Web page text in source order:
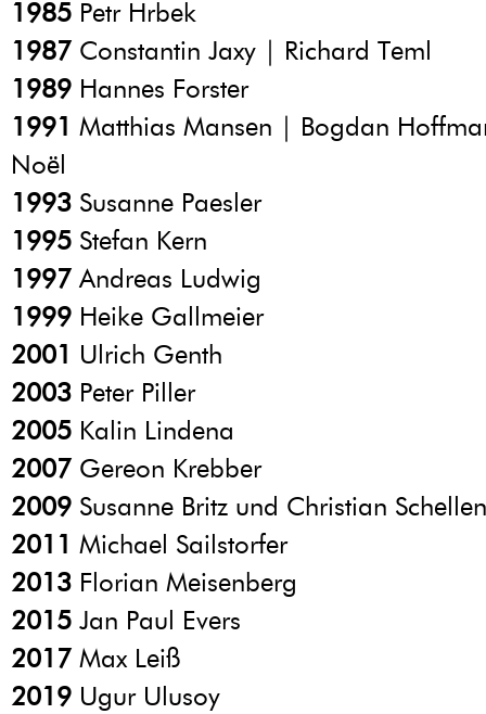
1985 Petr Hrbek
1987 Constantin Jaxy | Richard Teml
1989 Hannes Forster
1991 Matthias Mansen | Bogdan
Noël
1993 Susanne Paesler
1995 Stefan Kern
1997 Andreas Ludwig
1999 Heike Gallmeier
2001 Ulrich Genth
2003 Peter Piller
2005 Kalin Lindena
2007 Gereon Krebber
2009 Susanne Britz und Christian
2011 Michael Sailstorfer
2013 Florian Meisenberg
2015 Jan Paul Evers
2017 Max Leiß
2019 Ugur Ulusoy